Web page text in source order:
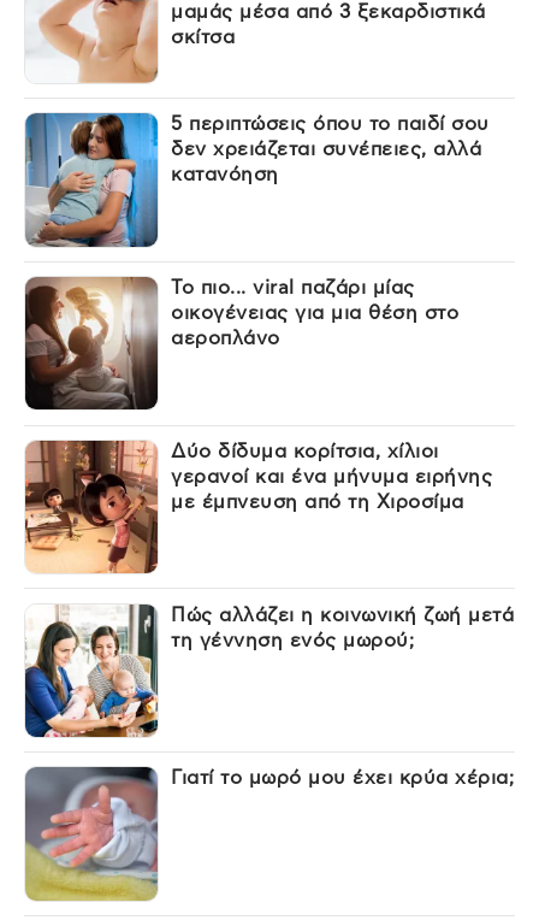
μαμάς μέσα από 3 ξεκαρδιστικά
σκίτσα
5 περιπτώσεις όπου το παιδί σου
δεν χρειάζεται συνέπειες, αλλά
κατανόηση
Το πιο... viral παζάρι μίας
οικογένειας για μια θέση στο
αεροπλάνο
Δύο δίδυμα κορίτσια, χίλιοι
γερανοί και ένα μήνυμα ειρήνης
με έμπνευση από τη Χιροσίμα
Πώς αλλάζει η κοινωνική ζωή μετά
τη γέννηση ενός μωρού;
Γιατί το μωρό μου έχει κρύα χέρια;